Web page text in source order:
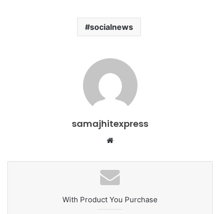
socialnews
samajhitexpress
With Product You Purchase